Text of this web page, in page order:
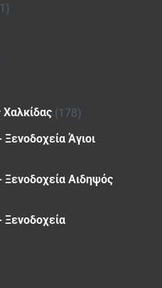
Χαλκίδας (178)
Άγιοι
Ξενοδοχεία Αιδηψός
Ξενοδοχεία